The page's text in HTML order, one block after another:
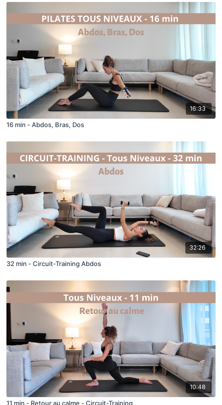
16:33
16 min - Abdos, Bras, Dos
32:26
32 min - Circuit-Training Abdos
10:48
11 min - Retour au calme - Circuit-Training